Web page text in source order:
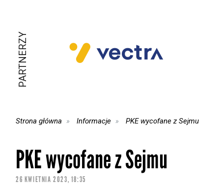
PARTNERZY
Strona główna Informacje PKE wycofane z Sejmu
PKE wycofane z Sejmu
26 KWIETNIA 2023, 18:35